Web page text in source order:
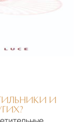
товара на
при
3-5 рабочих
зависят
от 5 до
доставка
И